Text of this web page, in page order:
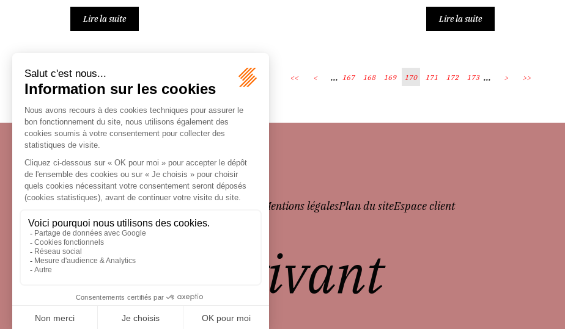
Lire la suite Lire la suite
<< < ... 167 168 169 170 171 172 173 ... > >>
Écosystème Mentions légalesPlan du siteEspace client
le droit vivant